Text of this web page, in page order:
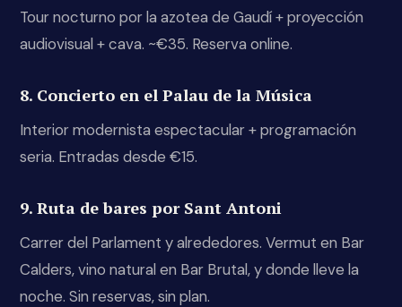
Tour nocturno por la azotea de Gaudí + proyección
audiovisual + cava. ~€35. Reserva online.
8. Concierto en el Palau de la Música
Interior modernista espectacular + programación
seria. Entradas desde €15.
9. Ruta de bares por Sant Antoni
Carrer del Parlament y alrededores. Vermut en Bar
Calders, vino natural en Bar Brutal, y donde lleve la
noche. Sin reservas, sin plan.